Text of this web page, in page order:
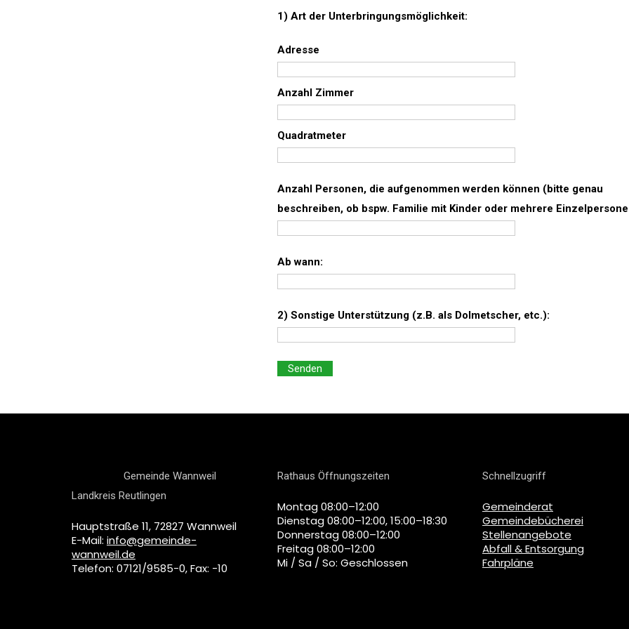
1) Art der Unterbringungsmöglichkeit:
Adresse
Anzahl Zimmer
Quadratmeter
Anzahl Personen, die aufgenommen werden können (bitte genau
beschreiben, ob bspw. Familie mit Kinder oder mehrere
Ab wann:
2) Sonstige Unterstützung (z.B. als Dolmetscher, etc.):
Gemeinde Wannweil
Landkreis Reutlingen
Hauptstraße 11, 72827 Wannweil
E-Mail: info@gemeinde-
wannweil.de
Telefon: 07121/9585-0, Fax: -10
Rathaus Öffnungszeiten
Montag 08:00–12:00
Dienstag 08:00–12:00, 15:00–18:30
Donnerstag 08:00–12:00
Freitag 08:00–12:00
Mi / Sa / So: Geschlossen
Schnellzugriff
Gemeinderat
Gemeindebücherei
Stellenangebote
Abfall & Entsorgung
Fahrpläne